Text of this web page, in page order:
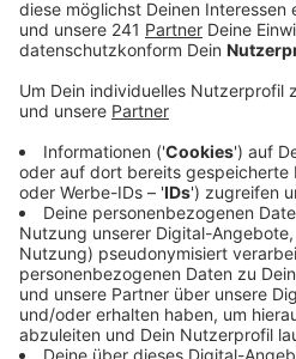
Schnäppchen soll dem
Egal ob
oder sonstige Posten: der
60 oder 70 Prozent Rabatten
Anzeige
„Nicht in
Anzeige